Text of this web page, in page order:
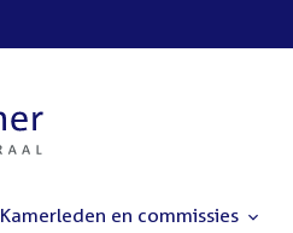
Kamerleden en commissies